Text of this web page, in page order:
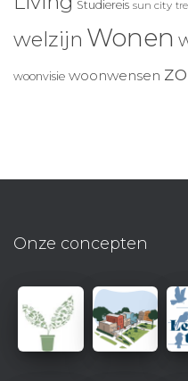
Studiereis sun city
welzijn Wonen
woonvisie woonwensen
Onze concepten